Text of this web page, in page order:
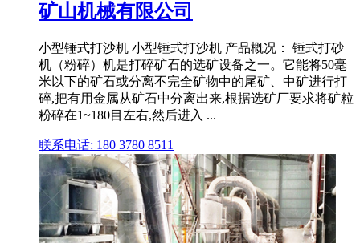
矿山机械 有限公司
小型锤式打沙机 小型锤式打沙机 产品概况： 锤式打砂
机（粉碎）机是打碎矿石的选矿设备之一。它能将50毫
米以下的矿石或分离不完全矿物中的尾矿、中矿进行打
碎,把有用金属从矿石中分离出来,根据选矿厂要求将矿粒
粉碎在1~180目左右,然后进入 ...
联系电话: 180 3780 8511